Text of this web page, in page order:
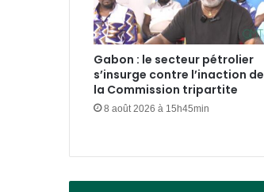
Gabon : le secteur pétrolier
s’insurge contre l’inaction de
la Commission tripartite
8 août 2026 à 15h45min